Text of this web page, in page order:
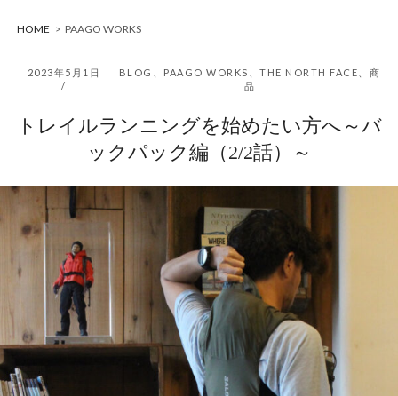
HOME > PAAGO WORKS
2023年5月1日 BLOG PAAGO WORKS 、THE NORTH FACE
商
品
トレイルランニングを始めたい方へ～バ
ックパック編（2/2話）～